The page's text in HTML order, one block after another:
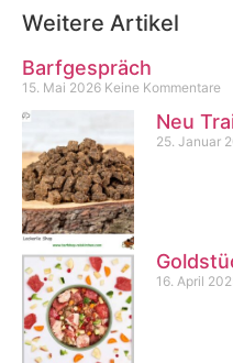
Weitere Artikel
Barfgespräch
15. Mai 2026 Keine Kommentare
Neu
25. Januar
16. April